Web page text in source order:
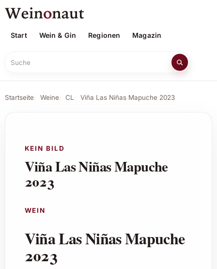
Start Wein & Gin Regionen Magazin
Suche
Startseite Weine CL Viña Las Niñas Mapuche 2023
KEIN BILD
Viña Las Niñas Mapuche
2023
WEIN
Viña Las Niñas Mapuche
2023